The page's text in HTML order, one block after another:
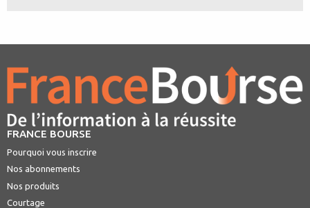
FRANCE BOURSE
Pourquoi vous inscrire
Nos abonnements
Nos produits
Courtage